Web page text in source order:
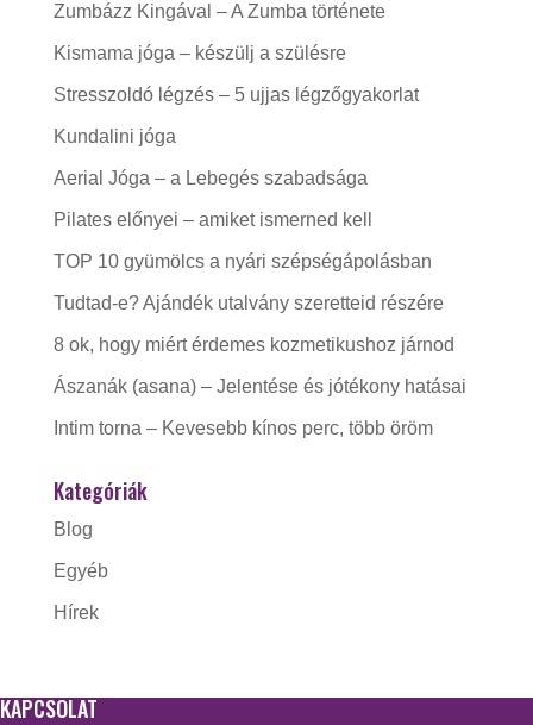
Zumbázz Kingával – A Zumba története
Kismama jóga – készülj a szülésre
Stresszoldó légzés – 5 ujjas légzőgyakorlat
Kundalini jóga
Aerial Jóga – a Lebegés szabadsága
Pilates előnyei – amiket ismerned kell
TOP 10 gyümölcs a nyári szépségápolásban
Tudtad-e? Ajándék utalvány szeretteid részére
8 ok, hogy miért érdemes kozmetikushoz járnod
Ászanák (asana) – Jelentése és jótékony hatásai
Intim torna – Kevesebb kínos perc, több öröm
Kategóriák
Blog
Egyéb
Hírek
KAPCSOLAT